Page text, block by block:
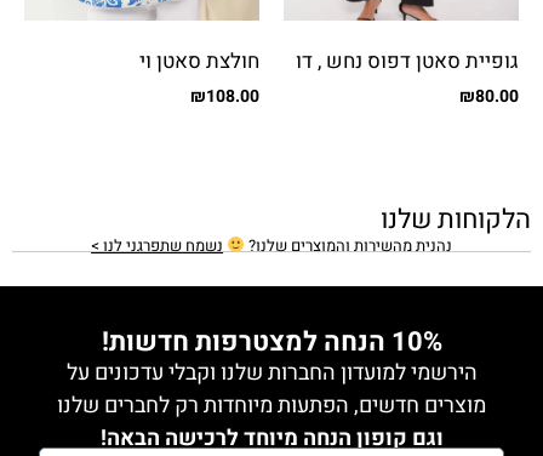
גופיית סאטן דפוס נחש , דו
צדדי ₪80.00
חולצת סאטן וי
₪108.00
הלקוחות שלנו
נהנית מהשירות והמוצרים שלנו? נשמח שתפרגני לנו >
10% הנחה למצטרפות חדשות!
הירשמי למועדון החברות שלנו וקבלי עדכונים על
מוצרים חדשים, הפתעות מיוחדות רק לחברים שלנו
וגם קופון הנחה מיוחד לרכישה הבאה!